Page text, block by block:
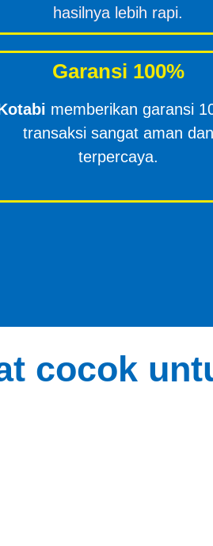
hasilnya lebih rapi.
Garansi 100%
memberikan garansi
transaksi sangat aman dan
terpercaya.
cocok